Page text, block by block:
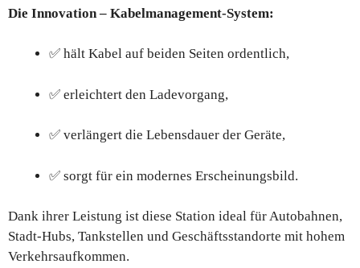
Die Innovation – Kabelmanagement-System:
✅ hält Kabel auf beiden Seiten ordentlich,
✅ erleichtert den Ladevorgang,
✅ verlängert die Lebensdauer der Geräte,
✅ sorgt für ein modernes Erscheinungsbild.
Dank ihrer Leistung ist diese Station ideal für Autobahnen,
Stadt-Hubs, Tankstellen und Geschäftsstandorte mit hohem
Verkehrsaufkommen.